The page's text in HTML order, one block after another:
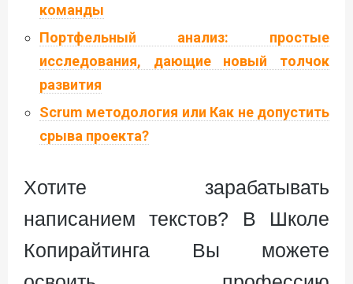
команды
Портфельный анализ: простые
исследования, дающие новый толчок
развития
Scrum методология или Как не допустить
срыва проекта?
Хотите зарабатывать
написанием текстов? В Школе
Копирайтинга Вы можете